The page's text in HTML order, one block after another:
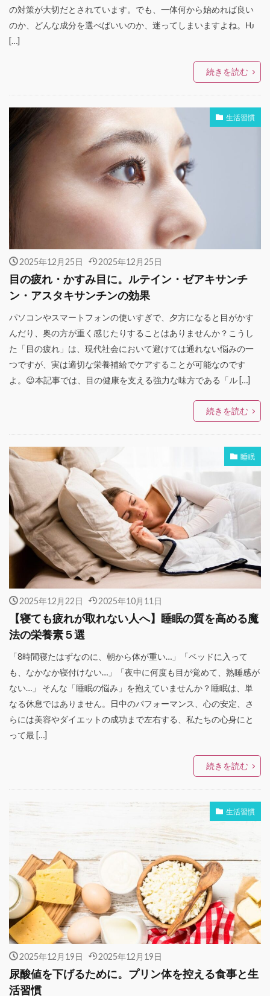
の対策が大切だとされています。でも、一体何から始めれば良い
のか、どんな成分を選べばいいのか、迷ってしまいますよね。Ƕ
[…]
続きを読む
生活習慣
2025年12月25日 2025年12月25日
目の疲れ・かすみ目に。ルテイン・ゼアキサンチ
ン・アスタキサンチンの効果
パソコンやスマートフォンの使いすぎで、夕方になると目がかす
んだり、奥の方が重く感じたりすることはありませんか？こうし
た「目の疲れ」は、現代社会において避けては通れない悩みの一
つですが、実は適切な栄養補給でケアすることが可能なのです
よ。😉本記事では、目の健康を支える強力な味方である「ル […]
続きを読む
睡眠
2025年12月22日 2025年10月11日
【寝ても疲れが取れない人へ】睡眠の質を高める魔
法の栄養素５選
「8時間寝たはずなのに、朝から体が重い…」「ベッドに入って
も、なかなか寝付けない…」「夜中に何度も目が覚めて、熟睡感が
ない…」 そんな「睡眠の悩み」を抱えていませんか？睡眠は、単
なる休息ではありません。日中のパフォーマンス、心の安定、さ
らには美容やダイエットの成功まで左右する、私たちの心身にと
って最 […]
続きを読む
生活習慣
2025年12月19日 2025年12月19日
尿酸値を下げるために。プリン体を控える食事と生
活習慣